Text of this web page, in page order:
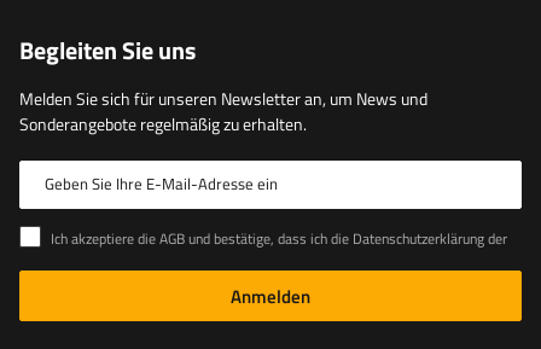
Begleiten Sie uns
Melden Sie sich für unseren Newsletter an, um News und
Sonderangebote regelmäßig zu erhalten.
Geben Sie Ihre E-Mail-Adresse ein
Ich akzeptiere die AGB und bestätige, dass ich die Datenschutzerklärung der Website zur Kenntnis genommen habe
Anmelden